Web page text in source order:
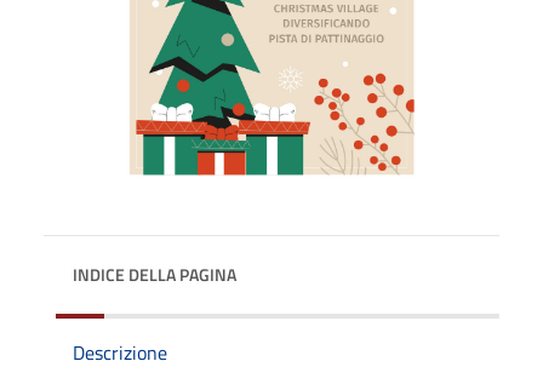
INDICE DELLA PAGINA
Descrizione